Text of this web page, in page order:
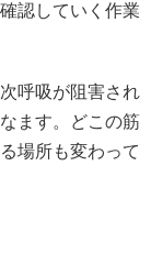
認していく作業
呼吸が阻害され
ます。どこの筋
場所も変わって